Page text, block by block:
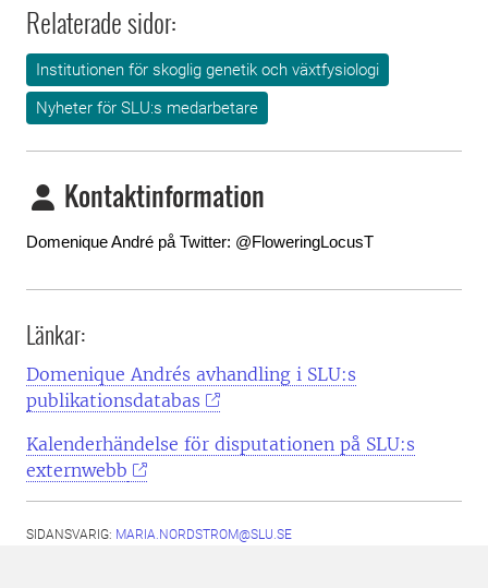
Relaterade sidor:
Institutionen för skoglig genetik och växtfysiologi
Nyheter för SLU:s medarbetare
Kontaktinformation
Domenique André på Twitter: @FloweringLocusT
Länkar:
Domenique Andrés avhandling i SLU:s
publikationsdatabas
Kalenderhändelse för disputationen på SLU:s
externwebb
SIDANSVARIG: MARIA.NORDSTROM@SLU.SE